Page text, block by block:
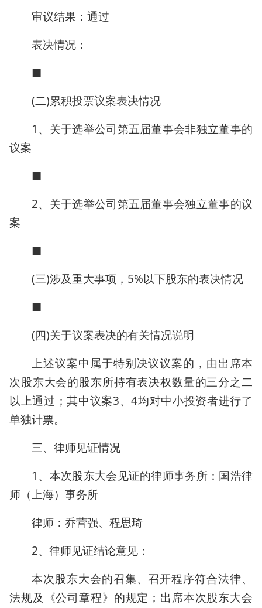
审议结果：通过
表决情况：
■
(二)累积投票议案表决情况
1、关于选举公司第五届董事会非独立董事的
议案
■
2、关于选举公司第五届董事会独立董事的议
案
■
(三)涉及重大事项，5%以下股东的表决情况
■
(四)关于议案表决的有关情况说明
上述议案中属于特别决议议案的，由出席本
次股东大会的股东所持有表决权数量的三分之二
以上通过；其中议案3、4均对中小投资者进行了
单独计票。
三、律师见证情况
1、本次股东大会见证的律师事务所：国浩律
师（上海）事务所
律师：乔营强、程思琦
2、律师见证结论意见：
本次股东大会的召集、召开程序符合法律、
法规及《公司章程》的规定；出席本次股东大会